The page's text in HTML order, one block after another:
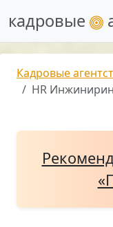
кадровые
Кадровые
HR